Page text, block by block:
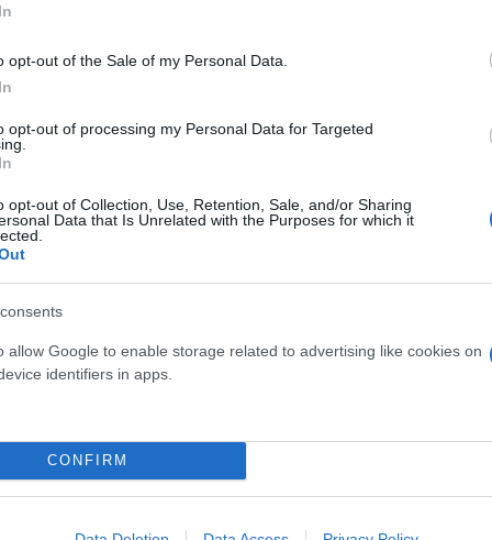
opt-out of the Sale of my Personal Data.
opt-out of processing my Personal Data for Targeted
opt-out of Collection, Use, Retention, Sale, and/or Sharing
Data that Is Unrelated with the Purposes for which it
allow Google to enable storage related to advertising like cookies on
identifiers in apps.
CONFIRM
Κύπρος προχωρούν με κοινό βηματισμό σε
όπως το έργο της ηλεκτρικής διασύνδεσης.
με συνεργασία σε πολλούς τομείς πετυχαίνουμε
προσπάθειας μας είναι ο τερματισμός της
ο κ. Χριστοδουλίδης ευχαριστώντας την